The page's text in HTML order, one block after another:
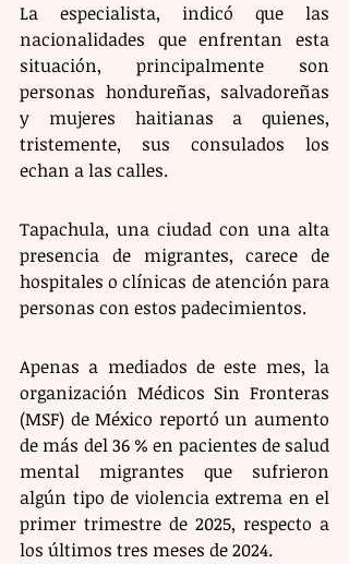
La especialista, indicó que las
nacionalidades que enfrentan esta
situación, principalmente son
personas hondureñas, salvadoreñas
y mujeres haitianas a quienes,
tristemente, sus consulados los
echan a las calles.
Tapachula, una ciudad con una alta
presencia de migrantes, carece de
hospitales o clínicas de atención para
personas con estos padecimientos.
Apenas a mediados de este mes, la
organización Médicos Sin Fronteras
(MSF) de México reportó un aumento
de más del 36 % en pacientes de salud
mental migrantes que sufrieron
algún tipo de violencia extrema en el
primer trimestre de 2025, respecto a
los últimos tres meses de 2024.